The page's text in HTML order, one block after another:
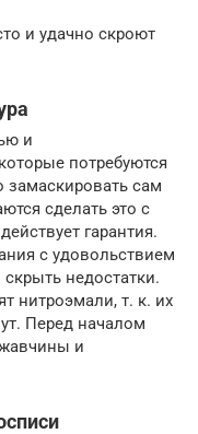
и удачно скроют
и
потребуются
сам
сделать это с
гарантия.
с удовольствием
недостатки.
нитроэмали, т. к. их
Перед началом
и